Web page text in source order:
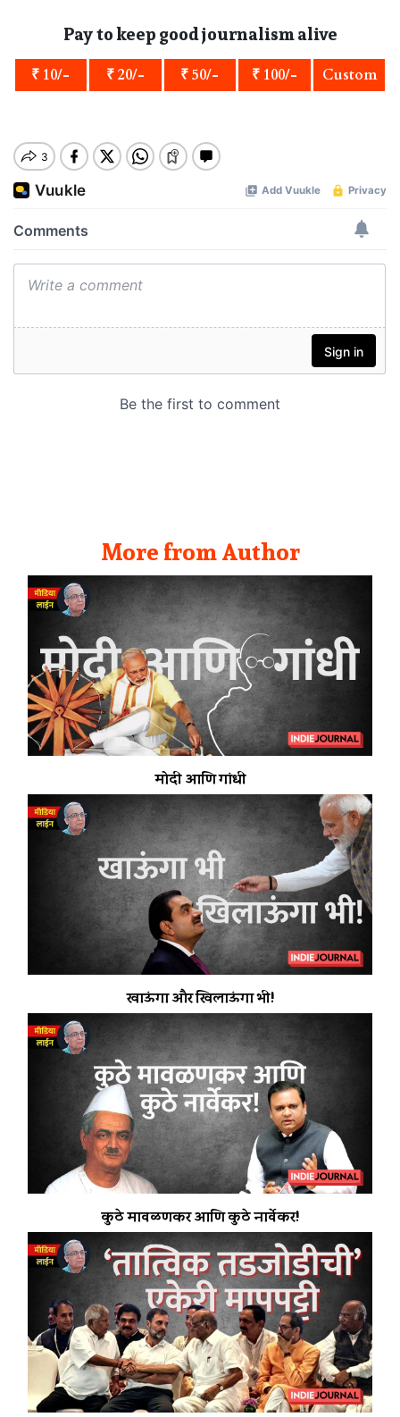
Pay to keep good journalism alive
₹ 10/- ₹ 20/- ₹ 50/- ₹ 100/- Custom
More from Author
मोदी आणि गांधी
खाऊंगा और खिलाऊंगा भी!
कुठे मावळणकर आणि कुठे नार्वेकर!